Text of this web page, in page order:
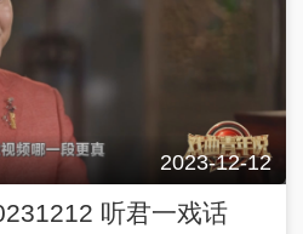
2023-12-12
听君一戏话